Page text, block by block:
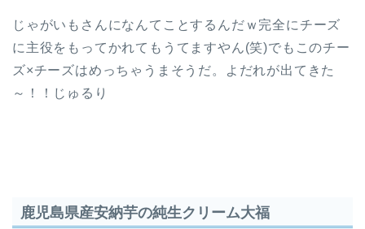
じゃがいもさんになんてことするんだｗ完全にチーズ
に主役をもってかれてもうてますやん(笑)でもこのチー
ズ×チーズはめっちゃうまそうだ。よだれが出てきた
～！！じゅるり
鹿児島県産安納芋の純生クリーム大福